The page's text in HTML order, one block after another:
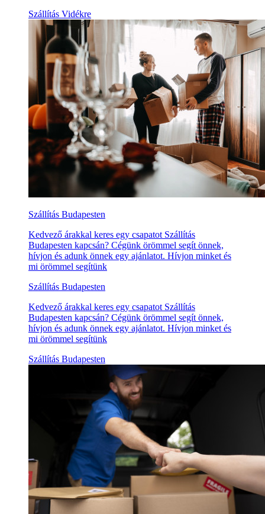
Szállítás Vidékre
Szállítás Budapesten
Kedvező árakkal keres egy csapatot Szállítás
Budapesten kapcsán? Cégünk örömmel segít önnek,
hívjon és adunk önnek egy ajánlatot. Hívjon minket és
mi örömmel segítünk
Szállítás Budapesten
Kedvező árakkal keres egy csapatot Szállítás
Budapesten kapcsán? Cégünk örömmel segít önnek,
hívjon és adunk önnek egy ajánlatot. Hívjon minket és
mi örömmel segítünk
Szállítás Budapesten